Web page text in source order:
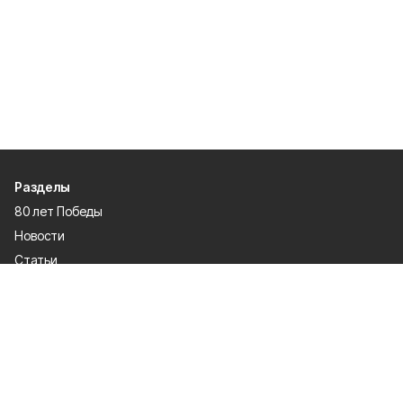
Разделы
80 лет Победы
Новости
Статьи